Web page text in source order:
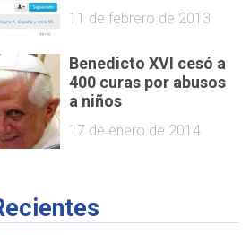
11 de febrero de 2013
Benedicto XVI cesó a
400 curas por abusos
a niños
17 de enero de 2014